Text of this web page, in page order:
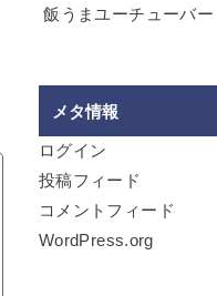
飯うまユーチューバー
メタ情報
ログイン
投稿フィード
コメントフィード
WordPress.org